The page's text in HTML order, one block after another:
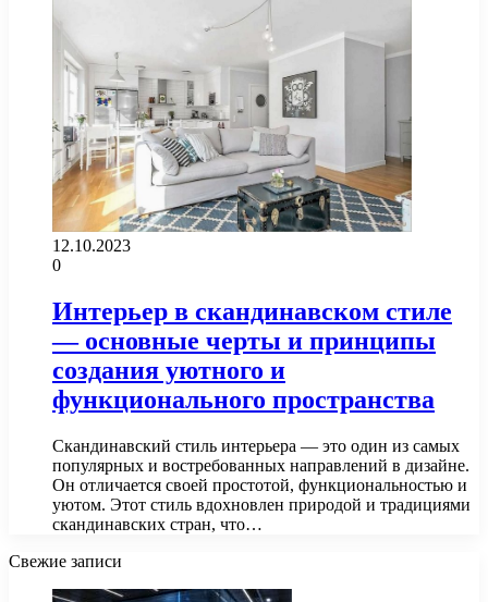
12.10.2023
0
Интерьер в скандинавском стиле
— основные черты и принципы
создания уютного и
функционального пространства
Скандинавский стиль интерьера — это один из самых
популярных и востребованных направлений в дизайне.
Он отличается своей простотой, функциональностью и
уютом. Этот стиль вдохновлен природой и традициями
скандинавских стран, что…
Свежие записи